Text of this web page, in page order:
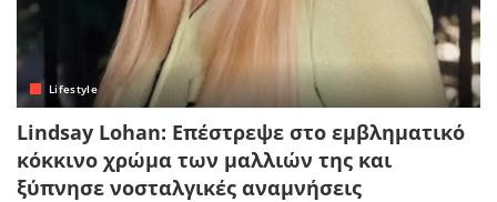
Lifestyle
Lindsay Lohan: Επέστρεψε στο εμβληματικό
κόκκινο χρώμα των μαλλιών της και
ξύπνησε νοσταλγικές αναμνήσεις